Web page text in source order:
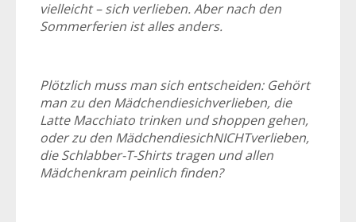
vielleicht – sich verlieben. Aber nach den
Sommerferien ist alles anders.
Plötzlich muss man sich entscheiden: Gehört
man zu den Mädchendiesichverlieben, die
Latte Macchiato trinken und shoppen gehen,
oder zu den MädchendiesichNICHTverlieben,
die Schlabber-T-Shirts tragen und allen
Mädchenkram peinlich finden?